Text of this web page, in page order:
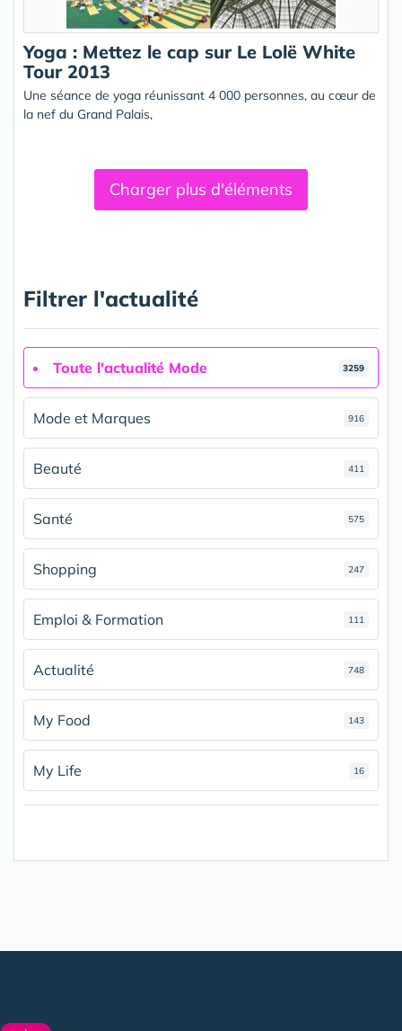
Yoga : Mettez le cap sur Le Lolë White
Tour 2013
Une séance de yoga réunissant 4 000 personnes, au cœur de
la nef du Grand Palais,
Charger plus d'éléments
Filtrer l'actualité
Toute l'actualité Mode 3259
Mode et Marques 916
Beauté 411
Santé 575
Shopping 247
Emploi & Formation 111
Actualité 748
My Food 143
My Life 16